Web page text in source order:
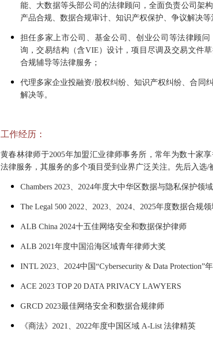
能、大数据等头部公司的法律顾问，全面负责公司架
产品合规、数据合规审计、知识产权保护、争议解决等
担任多家上市公司、基金公司、创业公司等法律顾
询，交易结构（含VIE）设计，项目尽调及交易文件
合规辅导等法律服务；
代理多家企业投融资/股权纠纷、知识产权纠纷、合同
解决等。
工作经历：
黄春林律师于2005年加盟汇业律师事务所，常年为数十家
法律服务，其服务的多个项目受到业界广泛关注。先后入选/
Chambers 2023、2024年度大中华区数据与隐私保护领
The Legal 500 2022、2023、2024、2025年度数据合规
ALB China 2024十五佳网络安全和数据保护律师
ALB 2021年度中国沿海区域青年律师大奖
INTL 2023、2024中国“Cybersecurity & Data Protection”
ACE 2023 TOP 20 DATA PRIVACY LAWYERS
GRCD 2023最佳网络安全和数据合规律师
《商法》2021、2022年度中国区域 A-List 法律精英